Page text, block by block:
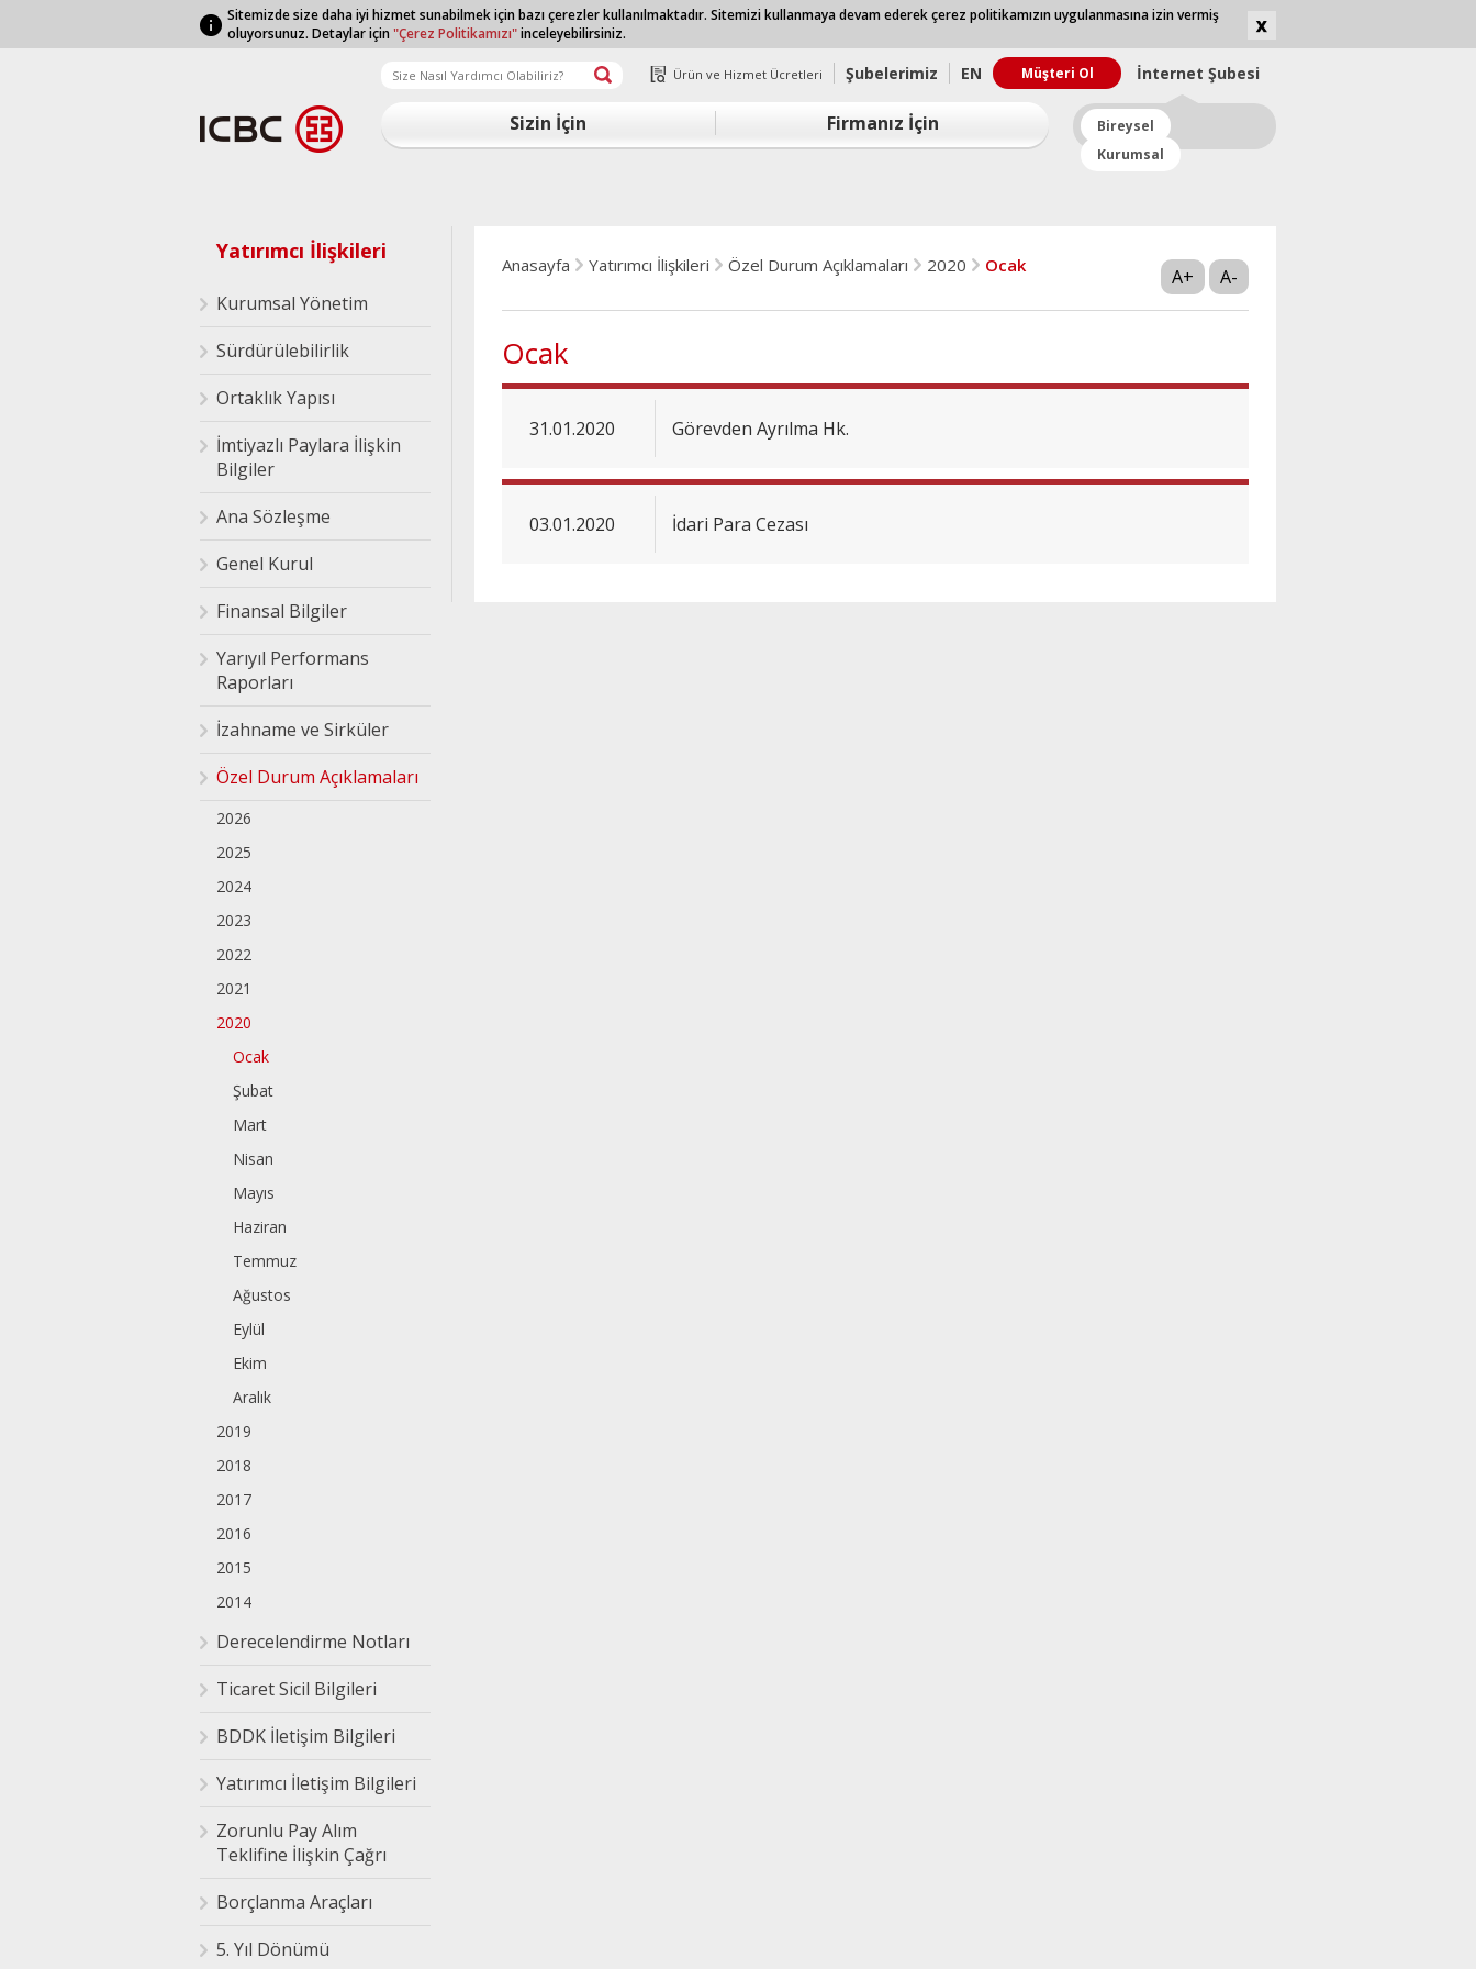
Sitemizde size daha iyi hizmet sunabilmek için bazı çerezler kullanılmaktadır. Sitemizi kullanmaya devam ederek çerez politikamızın uygulanmasına izin vermiş
oluyorsunuz. Detaylar için "Çerez Politikamızı"inceleyebilirsiniz.
Ürün ve Hizmet Ücretleri Şubelerimiz EN Müşteri Ol İnternet Şubesi
Sizin İçin Firmanız İçin
Bireysel
Kurumsal
Yatırımcı İlişkileri
Kurumsal Yönetim
Sürdürülebilirlik
Ortaklık Yapısı
İmtiyazlı Paylara İlişkin
Bilgiler
Ana Sözleşme
Genel Kurul
Finansal Bilgiler
Yarıyıl Performans
Raporları
İzahname ve Sirküler
Özel Durum Açıklamaları
2026
2025
2024
2023
2022
2021
2020
Ocak
Şubat
Mart
Nisan
Mayıs
Haziran
Temmuz
Ağustos
Eylül
Ekim
Aralık
2019
2018
2017
2016
2015
2014
Derecelendirme Notları
Ticaret Sicil Bilgileri
BDDK İletişim Bilgileri
Yatırımcı İletişim Bilgileri
Zorunlu Pay Alım
Teklifine İlişkin Çağrı
Borçlanma Araçları
5. Yıl Dönümü
Anasayfa Yatırımcı İlişkileri Özel Durum Açıklamaları 2020 Ocak A+ A-
Ocak
31.01.2020 Görevden Ayrılma Hk.
03.01.2020 İdari Para Cezası